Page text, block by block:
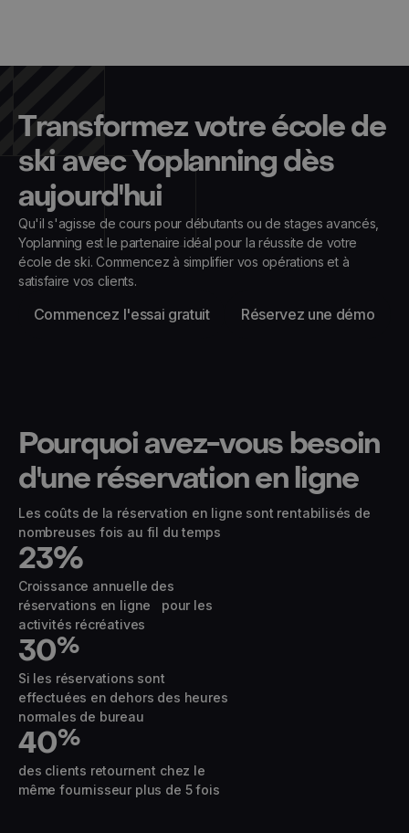
Transformez votre école de
ski avec Yoplanning dès
aujourd'hui
Qu'il s'agisse de cours pour débutants ou de stages avancés,
Yoplanning est le partenaire idéal pour la réussite de votre
école de ski. Commencez à simplifier vos opérations et à
satisfaire vos clients.
Commencez l'essai gratuit Réservez une démo
Pourquoi avez-vous besoin
d'une réservation en ligne
Les coûts de la réservation en ligne sont rentabilisés de
nombreuses fois au fil du temps
23%
Croissance annuelle des
réservations en ligne pour les
activités récréatives
30%
Si les réservations sont
effectuées en dehors des heures
normales de bureau
40%
des clients retournent chez le
même fournisseur plus de 5 fois